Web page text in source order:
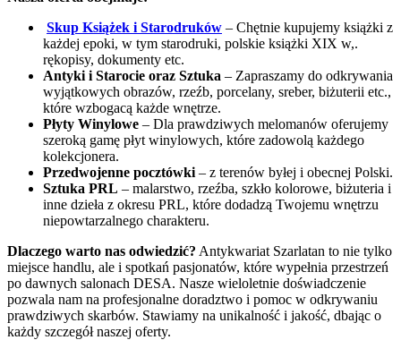
Skup Książek i Starodruków – Chętnie kupujemy książki z
każdej epoki, w tym starodruki, polskie książki XIX w,.
rękopisy, dokumenty etc.
Antyki i Starocie oraz Sztuka – Zapraszamy do odkrywania
wyjątkowych obrazów, rzeźb, porcelany, sreber, biżuterii etc.,
które wzbogacą każde wnętrze.
Płyty Winylowe – Dla prawdziwych melomanów oferujemy
szeroką gamę płyt winylowych, które zadowolą każdego
kolekcjonera.
Przedwojenne pocztówki – z terenów byłej i obecnej Polski.
Sztuka PRL – malarstwo, rzeźba, szkło kolorowe, biżuteria i
inne dzieła z okresu PRL, które dodadzą Twojemu wnętrzu
niepowtarzalnego charakteru.
Dlaczego warto nas odwiedzić? Antykwariat Szarlatan to nie tylko
miejsce handlu, ale i spotkań pasjonatów, które wypełnia przestrzeń
po dawnych salonach DESA. Nasze wieloletnie doświadczenie
pozwala nam na profesjonalne doradztwo i pomoc w odkrywaniu
prawdziwych skarbów. Stawiamy na unikalność i jakość, dbając o
każdy szczegół naszej oferty.